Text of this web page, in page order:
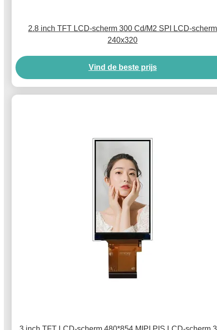
2.8 inch TFT LCD-scherm 300 Cd/M2 SPI LCD-scherm
240x320
Vind de beste prijs